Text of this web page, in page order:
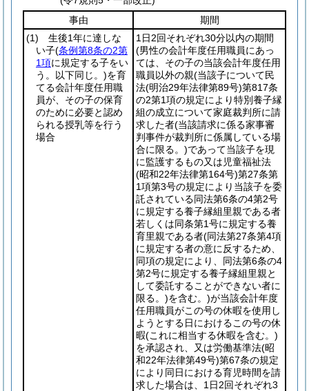
事由
期間
(1) 生後1年に達しな
い子(条例第8条の2第
1項に規定する子をい
う。以下同じ。)を育
てる会計年度任用職
員が、その子の保育
のために必要と認め
られる授乳等を行う
場合
1日2回それぞれ30分以内の期間
(男性の会計年度任用職員にあっ
ては、その子の当該会計年度任用
職員以外の親(当該子について民
法(明治29年法律第89号)第817条
の2第1項の規定により特別養子縁
組の成立について家庭裁判所に請
求した者(当該請求に係る家事審
判事件が裁判所に係属している場
合に限る。)であって当該子を現
に監護するもの又は児童福祉法
(昭和22年法律第164号)第27条第
1項第3号の規定により当該子を委
託されている同法第6条の4第2号
に規定する養子縁組里親である者
若しくは同条第1号に規定する養
育里親である者(同法第27条第4項
に規定する者の意に反するため、
同項の規定により、同法第6条の4
第2号に規定する養子縁組里親と
して委託することができない者に
限る。)を含む。)が当該会計年度
任用職員がこの号の休暇を使用し
ようとする日におけるこの号の休
暇(これに相当する休暇を含む。)
を承認され、又は労働基準法(昭
和22年法律第49号)第67条の規定
により同日における育児時間を請
求した場合は、1日2回それぞれ3